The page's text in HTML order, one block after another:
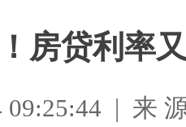
房贷利率
09:25:44 | 来